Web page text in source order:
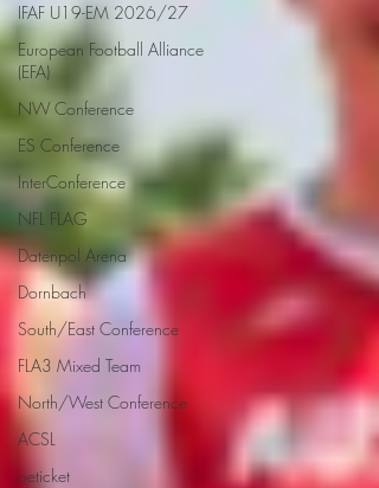
IFAF U19-EM 2026/27
European Football Alliance
(EFA)
NW Conference
ES Conference
InterConference
NFL FLAG
Datenpol Arena
Dornbach
South/East Conference
FLA3 Mixed Team
North/West Conference
ACSL
oeticket